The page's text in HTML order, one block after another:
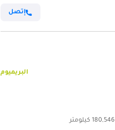
إتصل
البريميوم
180,546 كيلومتر